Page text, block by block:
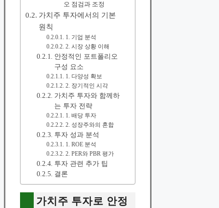
오 점검과 조정
가치주 투자에서의 기본
원칙
1. 기업 분석
2. 시장 상황 이해
안정적인 포트폴리오
구성 요소
1. 다양성 확보
2. 장기적인 시각
가치주 투자와 함께하
는 투자 전략
1. 배당 투자
2. 성장주와의 혼합
투자 성과 분석
1. ROE 분석
2. PER와 PBR 평가
투자 관련 추가 팁
결론
가치주 투자로 안정